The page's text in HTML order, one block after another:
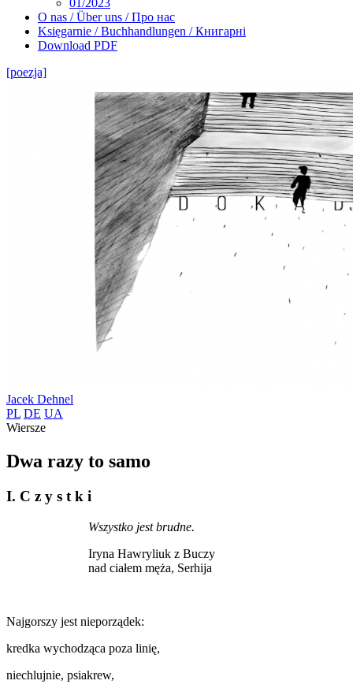
01/2023
O nas / Über uns / Про нас
Księgarnie / Buchhandlungen / Книгарні
Download PDF
[poezja]
Jacek Dehnel
PL DE UA
Wiersze
Dwa razy to samo
I. C z y s t k i
Wszystko jest brudne.
Iryna Hawryliuk z Buczy
nad ciałem męża, Serhija
Najgorszy jest nieporządek:
kredka wychodząca poza linię,
niechlujnie, psiakrew,